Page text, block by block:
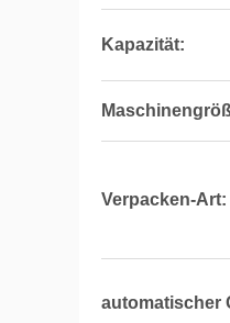
Kapazität:
Verpacken-Art:
automatischer